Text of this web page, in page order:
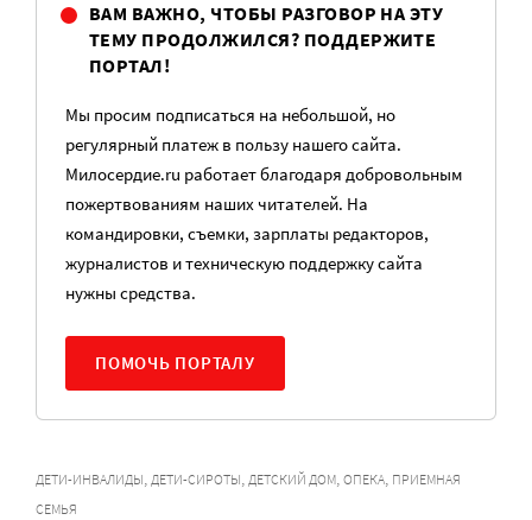
ВАМ ВАЖНО, ЧТОБЫ РАЗГОВОР НА ЭТУ
ТЕМУ ПРОДОЛЖИЛСЯ? ПОДДЕРЖИТЕ
ПОРТАЛ!
Мы просим подписаться на небольшой, но
регулярный платеж в пользу нашего сайта.
Милосердие.ru работает благодаря добровольным
пожертвованиям наших читателей. На
командировки, съемки, зарплаты редакторов,
журналистов и техническую поддержку сайта
нужны средства.
ПОМОЧЬ ПОРТАЛУ
ДЕТИ-ИНВАЛИДЫ, ДЕТИ-СИРОТЫ, ДЕТСКИЙ ДОМ, ОПЕКА, ПРИЕМНАЯ
СЕМЬЯ